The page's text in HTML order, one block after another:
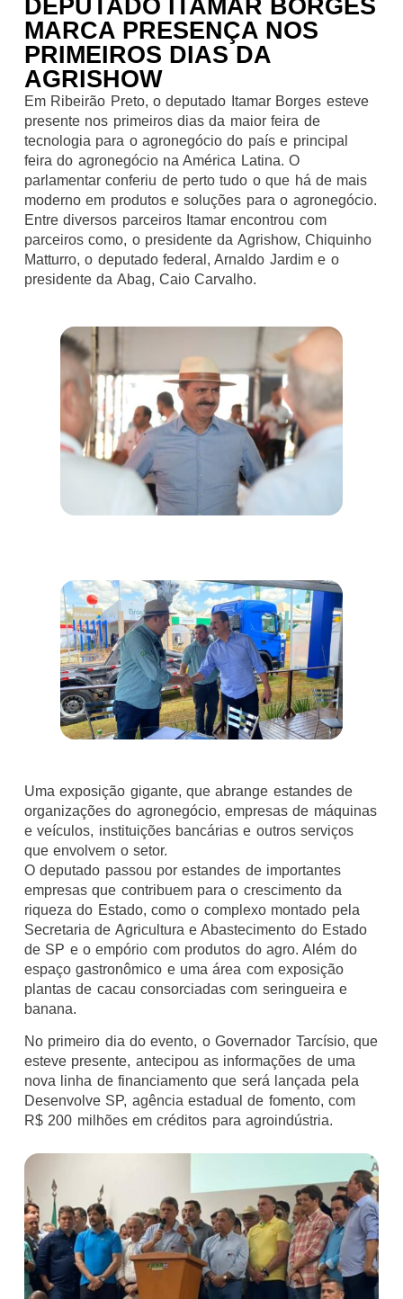
DEPUTADO ITAMAR BORGES
MARCA PRESENÇA NOS
PRIMEIROS DIAS DA
AGRISHOW
Em Ribeirão Preto, o deputado Itamar Borges esteve
presente nos primeiros dias da maior feira de
tecnologia para o agronegócio do país e principal
feira do agronegócio na América Latina. O
parlamentar conferiu de perto tudo o que há de mais
moderno em produtos e soluções para o agronegócio.
Entre diversos parceiros Itamar encontrou com
parceiros como, o presidente da Agrishow, Chiquinho
Matturro, o deputado federal, Arnaldo Jardim e o
presidente da Abag, Caio Carvalho.
Uma exposição gigante, que abrange estandes de
organizações do agronegócio, empresas de máquinas
e veículos, instituições bancárias e outros serviços
que envolvem o setor.
O deputado passou por estandes de importantes
empresas que contribuem para o crescimento da
riqueza do Estado, como o complexo montado pela
Secretaria de Agricultura e Abastecimento do Estado
de SP e o empório com produtos do agro. Além do
espaço gastronômico e uma área com exposição
plantas de cacau consorciadas com seringueira e
banana.
No primeiro dia do evento, o Governador Tarcísio, que
esteve presente, antecipou as informações de uma
nova linha de financiamento que será lançada pela
Desenvolve SP, agência estadual de fomento, com
R$ 200 milhões em créditos para agroindústria.